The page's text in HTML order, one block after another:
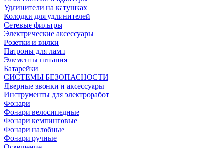
Удлинители на катушках
Колодки для удлинителей
Сетевые фильтры
Электрические аксессуары
Розетки и вилки
Патроны для ламп
Элементы питания
Батарейки
СИСТЕМЫ БЕЗОПАСНОСТИ
Дверные звонки и аксессуары
Инструменты для электроработ
Фонари
Фонари велосипедные
Фонари кемпинговые
Фонари налобные
Фонари ручные